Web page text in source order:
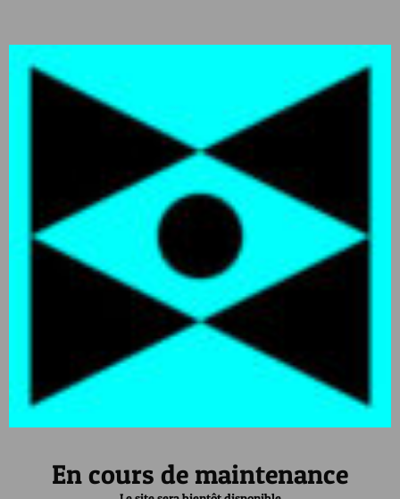
En cours de maintenance